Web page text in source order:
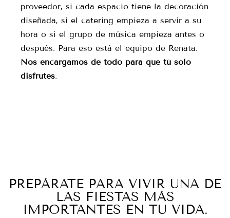
proveedor, si cada espacio tiene la decoración
diseñada, si el catering empieza a servir a su
hora o si el grupo de música empieza antes o
después. Para eso está el equipo de Renata.
Nos encargamos de todo para que tú solo
disfrutes.
PREPÁRATE PARA VIVIR UNA DE
LAS FIESTAS MÁS
IMPORTANTES EN TU VIDA.